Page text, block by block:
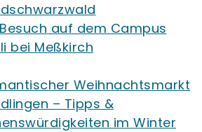
auf dem Campus
bei Meßkirch
Weihnachtsmarkt
– Tipps &
im Winter